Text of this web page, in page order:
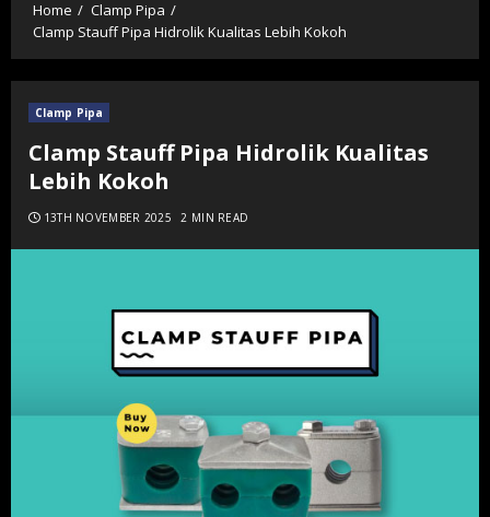
Home
Clamp Pipa
Clamp Stauff Pipa Hidrolik Kualitas Lebih Kokoh
Clamp Pipa
Clamp Stauff Pipa Hidrolik Kualitas
Lebih Kokoh
13TH NOVEMBER 2025 2 MIN READ